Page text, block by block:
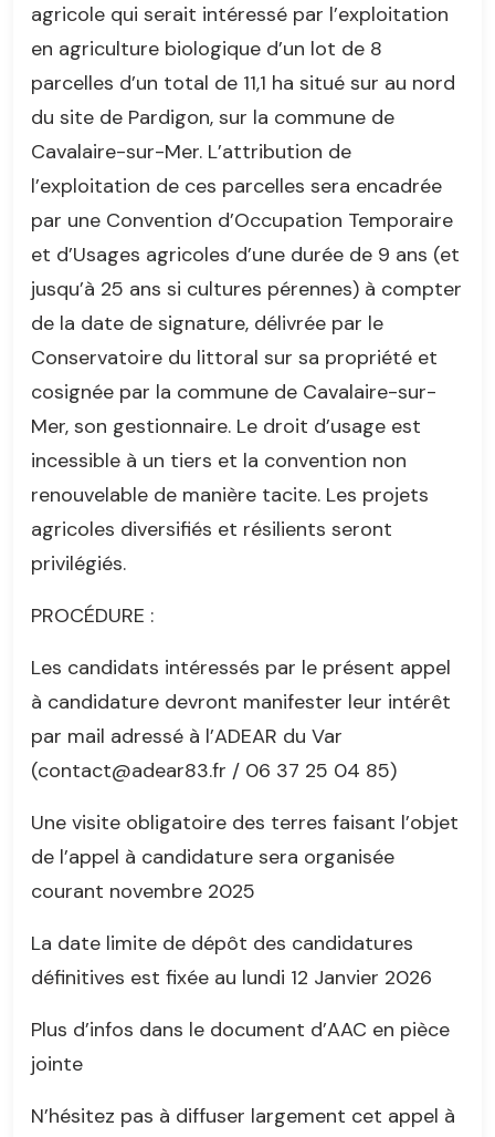
agricole qui serait intéressé par l’exploitation
en agriculture biologique d’un lot de 8
parcelles d’un total de 11,1 ha situé sur au nord
du site de Pardigon, sur la commune de
Cavalaire-sur-Mer. L’attribution de
l’exploitation de ces parcelles sera encadrée
par une Convention d’Occupation Temporaire
et d’Usages agricoles d’une durée de 9 ans (et
jusqu’à 25 ans si cultures pérennes) à compter
de la date de signature, délivrée par le
Conservatoire du littoral sur sa propriété et
cosignée par la commune de Cavalaire-sur-
Mer, son gestionnaire. Le droit d’usage est
incessible à un tiers et la convention non
renouvelable de manière tacite. Les projets
agricoles diversifiés et résilients seront
privilégiés.
PROCÉDURE :
Les candidats intéressés par le présent appel
à candidature devront manifester leur intérêt
par mail adressé à l’ADEAR du Var
(contact@adear83.fr / 06 37 25 04 85)
Une visite obligatoire des terres faisant l’objet
de l’appel à candidature sera organisée
courant novembre 2025
La date limite de dépôt des candidatures
définitives est fixée au lundi 12 Janvier 2026
Plus d’infos dans le document d’AAC en pièce
jointe
N’hésitez pas à diffuser largement cet appel à